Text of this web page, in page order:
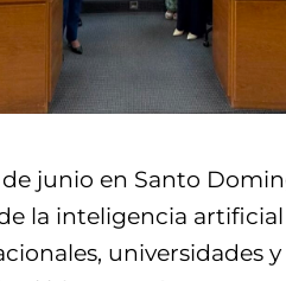
de junio en Santo
la inteligencia
universidades